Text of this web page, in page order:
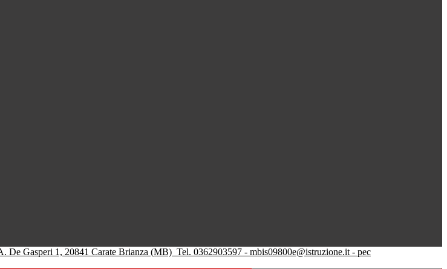
De Gasperi 1, 20841 Carate Brianza (MB) Tel. 0362903597 - mbis09800e@istruzione.it - pec